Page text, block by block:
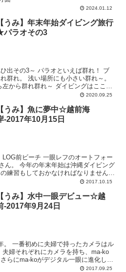
2024.01.12
【うみ】年末年始ダイビング旅行
ラオその3
出その3～ パラオといえば群れ！ ブ
群れ。 浅い場所にも小さい群れ～。
から群れ群れ～ ダイビングはここま
2020.09.25
【うみ】魚に夢中☆越前海
-2017年10月15日
前ビーチ 一眼レフのオートフォー
ん。 今年の年末年始は沖縄ダイビング
練習もしておかなければなりません。
2017.10.15
【うみ】水中一眼デビュー☆越
-2017年9月24日
。 一番初めに夫婦で持ったカメラはル
夫婦それぞれにカメラを持ち、ma-ko
らにma-koがデジタル一眼に進化して
2017.09.25